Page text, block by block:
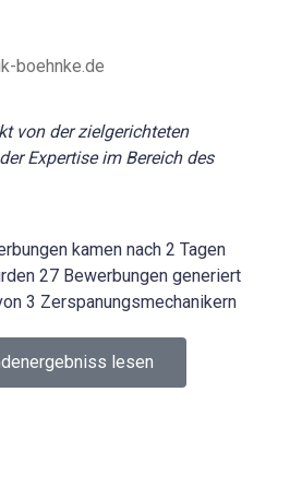
boehnke.de
von der zielgerichteten
Expertise im Bereich des
kamen nach 2 Tagen
27 Bewerbungen generiert
3 Zerspanungsmechanikern
lesen